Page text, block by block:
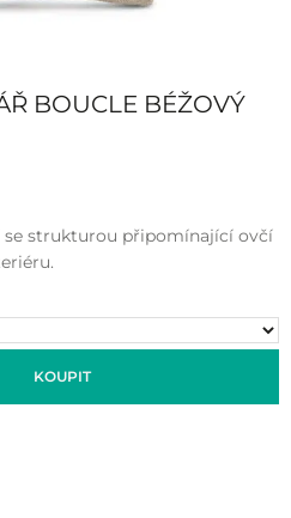
BOUCLE BÉŽOVÝ
se strukturou připomínající ovčí
KOUPIT